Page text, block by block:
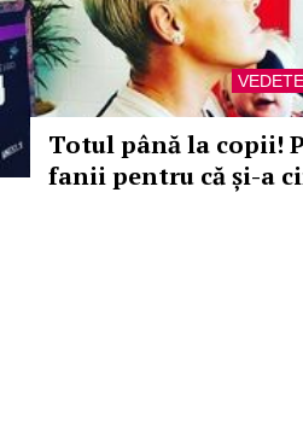
VEDETE
Totul până la copii!
fanii pentru că și-a